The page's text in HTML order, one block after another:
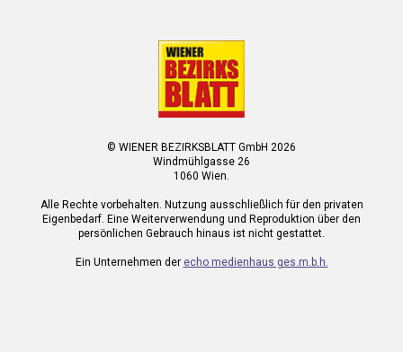
© WIENER BEZIRKSBLATT GmbH 2026
Windmühlgasse 26
1060 Wien.
Alle Rechte vorbehalten. Nutzung ausschließlich für den privaten
Eigenbedarf. Eine Weiterverwendung und Reproduktion über den
persönlichen Gebrauch hinaus ist nicht gestattet.
Ein Unternehmen der echo medienhaus ges.m.b.h.